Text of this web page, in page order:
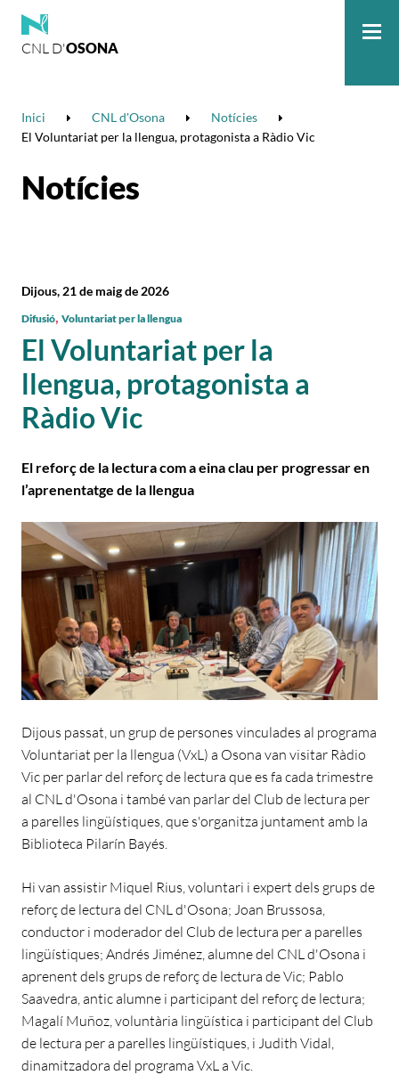
CNL D'OSONA
Inici CNL d'Osona
Notícies
El Voluntariat per la llengua, protagonista a Ràdio Vic
Notícies
El Voluntariat per la
llengua, protagonista a
Ràdio Vic
Dijous, 21 de maig de 2026
Difusió, Voluntariat per la llengua
El reforç de la lectura com a eina clau per progressar en
l’aprenentatge de la llengua
Dijous passat, un grup de persones vinculades al programa
Voluntariat per la llengua (VxL) a Osona van visitar Ràdio
Vic per parlar del reforç de lectura que es fa cada trimestre
al CNL d'Osona i també van parlar del Club de lectura per
a parelles lingüístiques, que s'organitza juntament amb la
Biblioteca Pilarín Bayés.
Hi van assistir Miquel Rius, voluntari i expert dels grups de
reforç de lectura del CNL d'Osona; Joan Brussosa,
conductor i moderador del Club de lectura per a parelles
lingüístiques; Andrés Jiménez, alumne del CNL d'Osona i
aprenent dels grups de reforç de lectura de Vic; Pablo
Saavedra, antic alumne i participant del reforç de lectura;
Magalí Muñoz, voluntària lingüística i participant del Club
de lectura per a parelles lingüístiques, i Judith Vidal,
dinamitzadora del programa VxL a Vic.